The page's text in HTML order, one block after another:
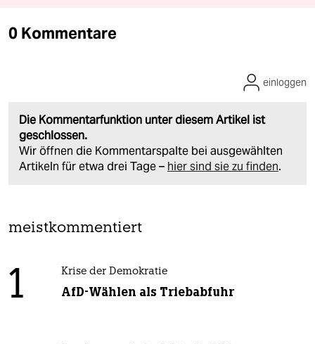
0 Kommentare
Die Kommentarfunktion unter diesem Artikel ist
geschlossen.
Wir öffnen die Kommentarspalte bei ausgewählten
Artikeln für etwa drei Tage – hier sind sie zu finden.
einloggen
meistkommentiert
1 Krise der Demokratie
AfD-Wählen als Triebabfuhr